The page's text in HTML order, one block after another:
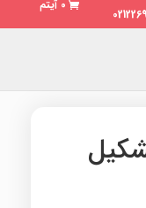
0 آیتم